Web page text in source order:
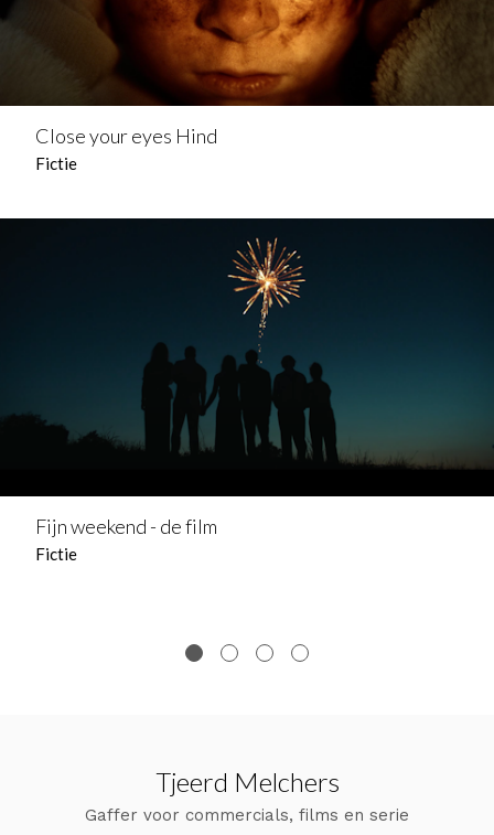
Close your eyes Hind
Fictie
Fijn weekend - de film
Fictie
Tjeerd Melchers
Gaffer voor commercials, films en serie